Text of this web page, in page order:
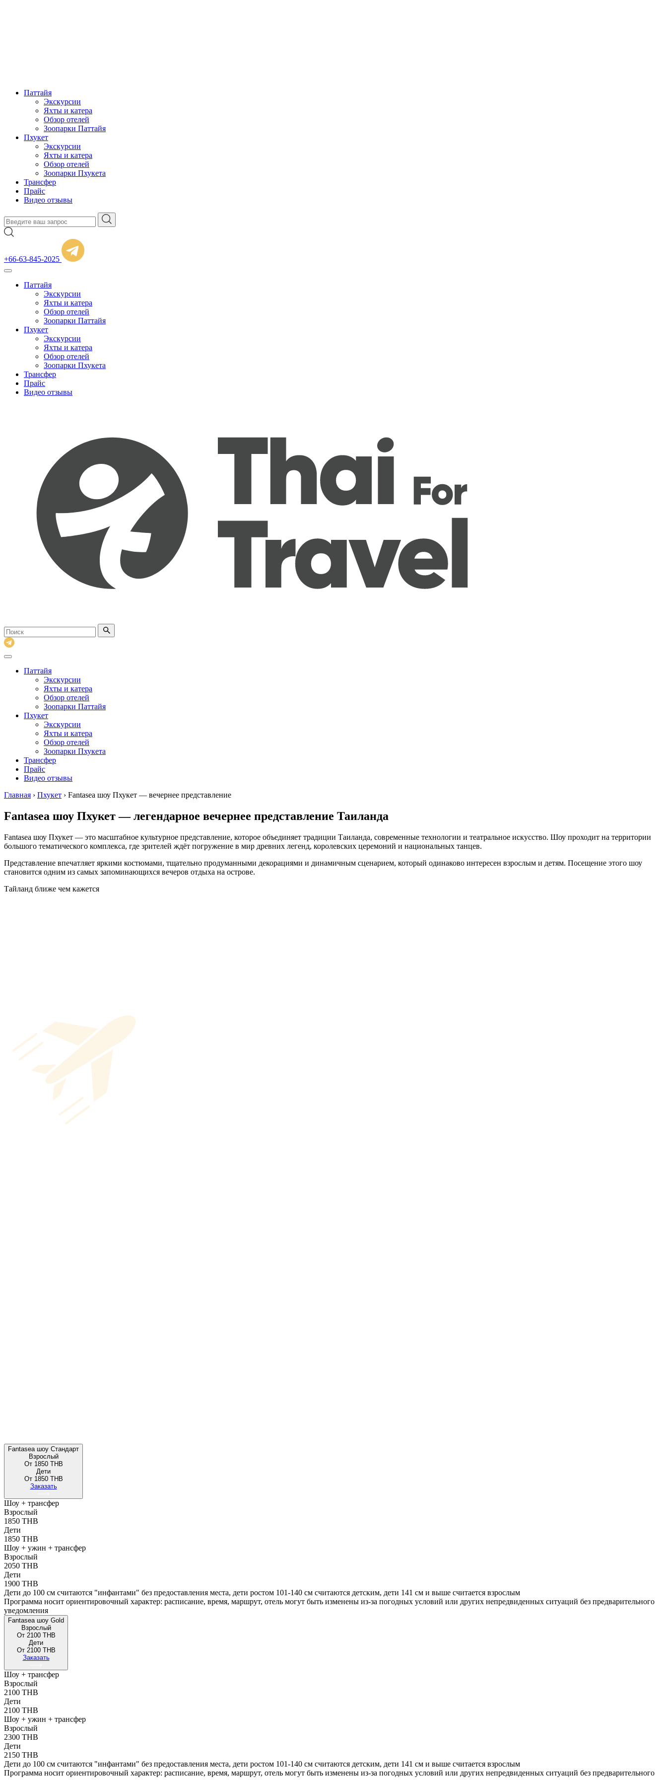
Паттайя
Экскурсии
Яхты и катера
Обзор отелей
Зоопарки Паттайя
Пхукет
Экскурсии
Яхты и катера
Обзор отелей
Зоопарки Пхукета
Трансфер
Прайс
Видео отзывы
+66-63-845-2025
Паттайя
Экскурсии
Яхты и катера
Обзор отелей
Зоопарки Паттайя
Пхукет
Экскурсии
Яхты и катера
Обзор отелей
Зоопарки Пхукета
Трансфер
Прайс
Видео отзывы
Поиск
по
сайту
Паттайя
Экскурсии
Яхты и катера
Обзор отелей
Зоопарки Паттайя
Пхукет
Экскурсии
Яхты и катера
Обзор отелей
Зоопарки Пхукета
Трансфер
Прайс
Видео отзывы
Главная › Пхукет › Fantasea шоу Пхукет — вечернее представление
Fantasea шоу Пхукет — легендарное вечернее представление Таиланда
Fantasea шоу Пхукет — это масштабное культурное представление, которое объединяет традиции Таиланда, современные технологии и театральное искусство. Шоу проходит на территории
большого тематического комплекса, где зрителей ждёт погружение в мир древних легенд, королевских церемоний и национальных танцев.
Представление впечатляет яркими костюмами, тщательно продуманными декорациями и динамичным сценарием, который одинаково интересен взрослым и детям. Посещение этого шоу
становится одним из самых запоминающихся вечеров отдыха на острове.
Тайланд ближе чем кажется
Fantasea шоу Стандарт
Взрослый
От 1850 THB
Дети
От 1850 THB
Заказать
Шоу + трансфер
Взрослый
1850 THB
Дети
1850 THB
Шоу + ужин + трансфер
Взрослый
2050 THB
Дети
1900 THB
Дети до 100 см считаются "инфантами" без предоставления места, дети ростом 101-140 см считаются детским, дети 141 см и выше считается взрослым
Программа носит ориентировочный характер: расписание, время, маршрут, отель могут быть изменены из-за погодных условий или других непредвиденных ситуаций без предварительного
уведомления
Fantasea шоу Gold
Взрослый
От 2100 THB
Дети
От 2100 THB
Заказать
Шоу + трансфер
Взрослый
2100 THB
Дети
2100 THB
Шоу + ужин + трансфер
Взрослый
2300 THB
Дети
2150 THB
Дети до 100 см считаются "инфантами" без предоставления места, дети ростом 101-140 см считаются детским, дети 141 см и выше считается взрослым
Программа носит ориентировочный характер: расписание, время, маршрут, отель могут быть изменены из-за погодных условий или других непредвиденных ситуаций без предварительного